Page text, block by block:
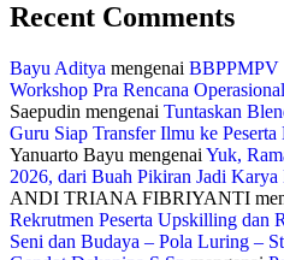
Recent Comments
Bayu Aditya mengenai BBPPMPV
Workshop Pra Rencana
Saepudin mengenai Tuntaskan
Guru Siap Transfer Ilmu ke
Yanuarto Bayu mengenai Yuk,
2026, dari Buah Pikiran Jadi
ANDI TRIANA FIBRIYANTI
Rekrutmen Peserta Upskilling dan
Seni dan Budaya – Pola Luring –